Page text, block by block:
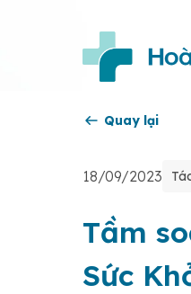
Quay lại
18/09/2023
Tầm
Sức